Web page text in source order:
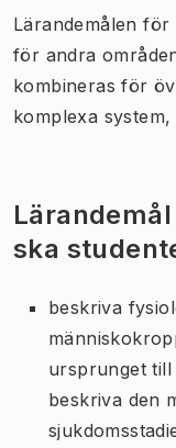
Lärandemålen
för andra
kombineras för
komplexa
ska
beskriva
ursprunget
beskriva den